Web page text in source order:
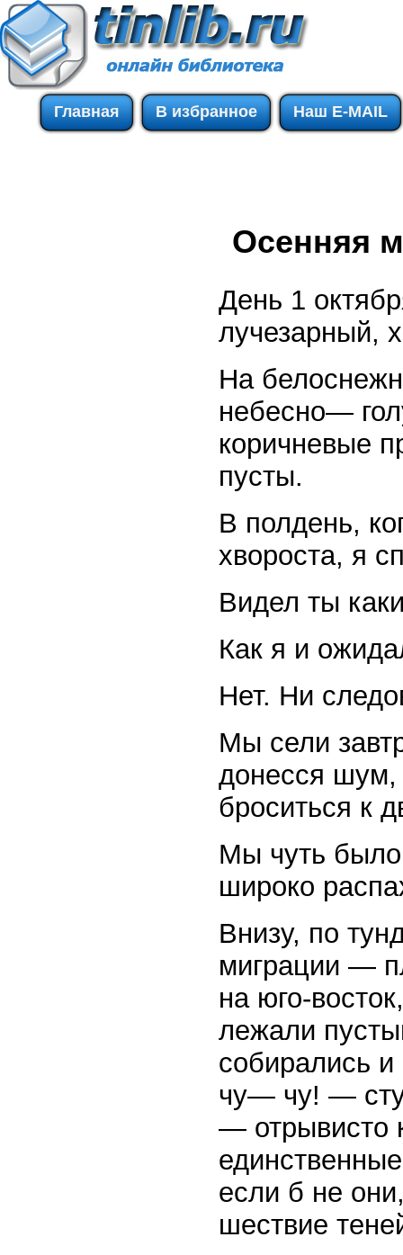
Главная В избранное Наш E-MAIL
Осенняя
День 1
лучезарный,
На
небесно—
коричневые
пусты.
В полдень,
хвороста, я
Видел ты
Как я и
Нет. Ни
Мы сели
донесся шум,
броситься к
Мы чуть было
широко
Внизу, по
миграции —
на юго-
лежали
собирались
чу— чу! —
— отрывисто
если б не
шествие